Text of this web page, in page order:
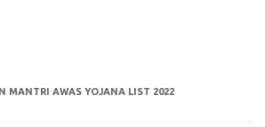
MANTRI AWAS YOJANA LIST 2022